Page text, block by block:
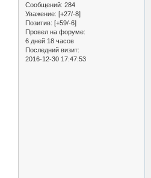
Сообщений: 284
Уважение: [+27/-8]
Позитив: [+59/-6]
Провел на форуме:
6 дней 18 часов
Последний визит:
2016-12-30 17:47:53